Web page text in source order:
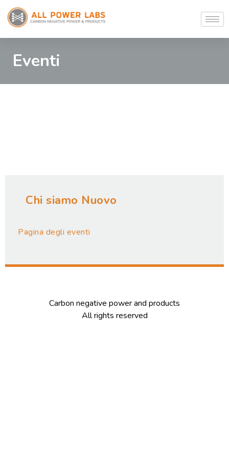
Eventi
Chi siamo Nuovo
Pagina degli eventi
Carbon negative power and products
All rights reserved